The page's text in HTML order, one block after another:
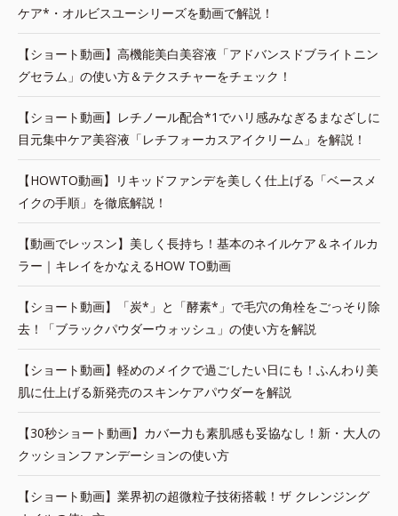
ケア*・オルビスユーシリーズを動画で解説！
【ショート動画】高機能美白美容液「アドバンスドブライトニン
グセラム」の使い方＆テクスチャーをチェック！
【ショート動画】レチノール配合*1でハリ感みなぎるまなざしに
目元集中ケア美容液「レチフォーカスアイクリーム」を解説！
【HOWTO動画】リキッドファンデを美しく仕上げる「ベースメ
イクの手順」を徹底解説！
【動画でレッスン】美しく長持ち！基本のネイルケア＆ネイルカ
ラー｜キレイをかなえるHOW TO動画
【ショート動画】「炭*」と「酵素*」で毛穴の角栓をごっそり除
去！「ブラックパウダーウォッシュ」の使い方を解説
【ショート動画】軽めのメイクで過ごしたい日にも！ふんわり美
肌に仕上げる新発売のスキンケアパウダーを解説
【30秒ショート動画】カバー力も素肌感も妥協なし！新・大人の
クッションファンデーションの使い方
【ショート動画】業界初の超微粒子技術搭載！ザ クレンジング